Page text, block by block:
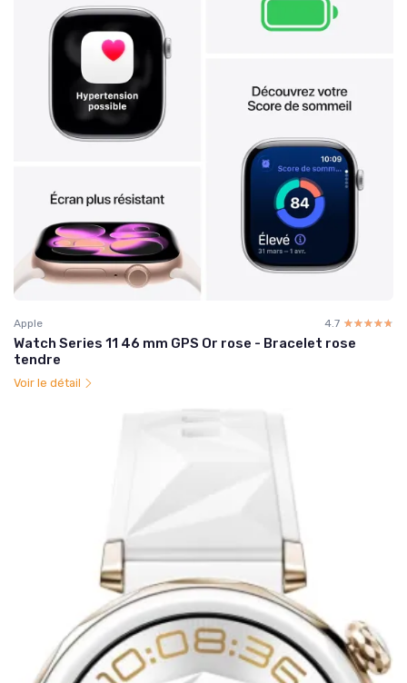
Apple 4.7 ☆☆☆☆☆
★★★★★
Watch Series 11 46 mm GPS Or rose - Bracelet rose
tendre
Voir le détail